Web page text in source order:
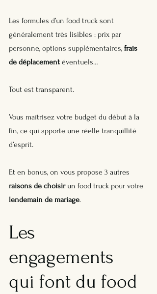
Les formules d’un food truck sont
généralement très lisibles : prix par
personne, options supplémentaires, frais
de déplacement éventuels…
Tout est transparent.
Vous maîtrisez votre budget du début à la
fin, ce qui apporte une réelle tranquillité
d’esprit.
Et en bonus, on vous propose 3 autres
raisons de choisir un food truck pour votre
lendemain de mariage.
Les
engagements
qui font du food